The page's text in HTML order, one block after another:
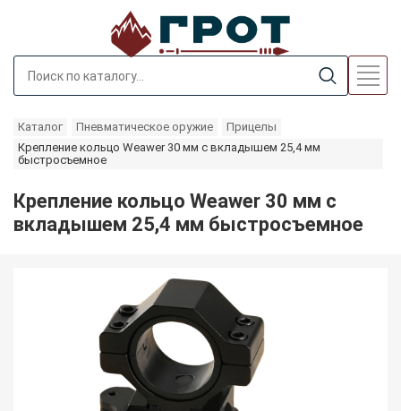
Каталог Пневматическое оружие
Прицелы
Крепление кольцо Weawer 30 мм с вкладышем 25,4 мм
быстросъемное
Крепление кольцо Weawer 30 мм с
вкладышем 25,4 мм быстросъемное